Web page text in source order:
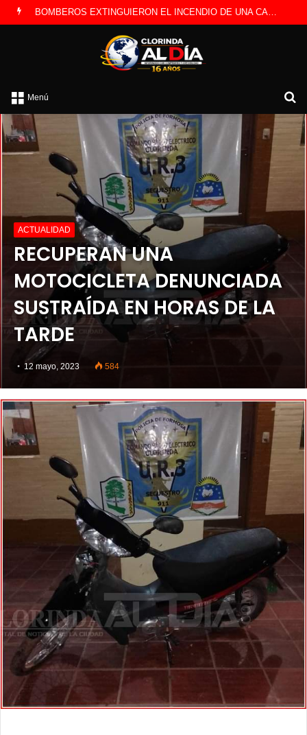
BOMBEROS EXTINGUIERON EL INCENDIO DE UNA CAMIONETA Y DETERMINARON QUE FUE POR UNA FALLA ELÉCTRICA
Menú
ACTUALIDAD
RECUPERAN UNA
MOTOCICLETA DENUNCIADA
SUSTRAÍDA EN HORAS DE LA
TARDE
12 mayo, 2023 584